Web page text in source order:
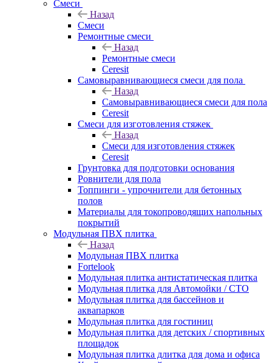
Смеси
Назад
Смеси
Ремонтные смеси
Назад
Ремонтные смеси
Ceresit
Самовыравнивающиеся смеси для пола
Назад
Самовыравнивающиеся смеси для пола
Ceresit
Смеси для изготовления стяжек
Назад
Смеси для изготовления стяжек
Ceresit
Грунтовка для подготовки основания
Ровнители для пола
Топпинги - упрочнители для бетонных
полов
Материалы для токопроводящих напольных
покрытий
Модульная ПВХ плитка
Назад
Модульная ПВХ плитка
Fortelook
Модульная плитка антистатическая плитка
Модульная плитка для Автомойки / СТО
Модульная плитка для бассейнов и
аквапарков
Модульная плитка для гостиниц
Модульная плитка для детских / спортивных
площадок
Модульная плитка длитка для дома и офиса